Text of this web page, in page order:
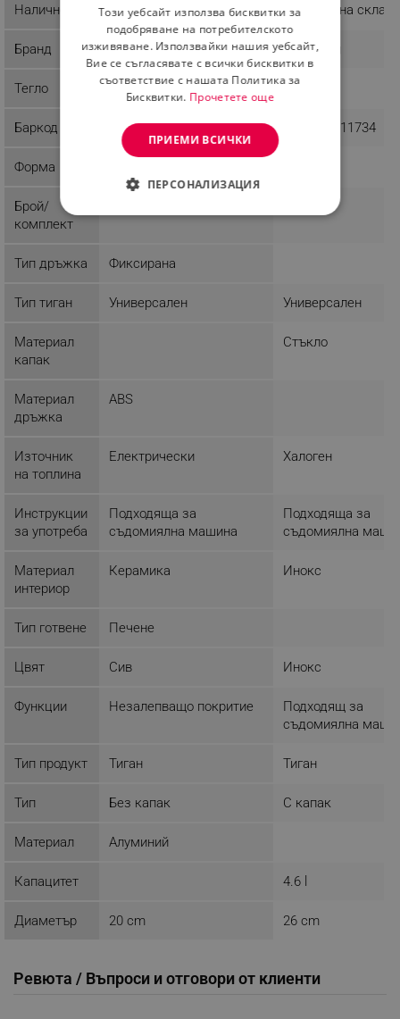
Наличност Последни бройки Налично на склад
Бранд Rosberg Klausberg
Тегло 1 kg 0.71 kg
Баркод 3800235303252 5902666611734
Форма
Брой/
комплект
Тип дръжка Фиксирана
Тип тиган Универсален Универсален
Материал
капак
Стъкло
Материал
дръжка
ABS
Източник
на топлина
Електрически Халоген
Инструкции
за употреба
Подходяща за
съдомиялна машина
Подходяща за
съдомиялна
Материал
интериор
Керамика Инокс
Тип готвене Печене
Цвят Сив Инокс
Функции Незалепващо покритие
Подходящ за
съдомиялна
Тип продукт Тиган Тиган
Тип Без капак С капак
Материал Алуминий
Капацитет 4.6 l
Диаметър 20 cm 26 cm
Ревюта / Въпроси и отговори от клиенти
ROMANIAN
Този уебсайт използва бисквитки за
подобряване на потребителското
изживяване. Използвайки нашия уебсайт,
Вие се съгласявате с всички бисквитки в
съответствие с нашата Политика за
Бисквитки. Прочетете още
ПРИЕМИ ВСИЧКИ
ПЕРСОНАЛИЗАЦИЯ
СТРОГО НЕОБХОДИМО
ЕФЕКТИВНОСТ
Таргетиране
Строго необходимите бисквитки позволяват
основната функционалност на уебсайта, като
акаунта. Уебсайтът не може да се използва
_nzm_nosubscribe_92166-7699
.alleop.bg
_nzm_idnl_92166-7699
.alleop.bg
.alleop.bg